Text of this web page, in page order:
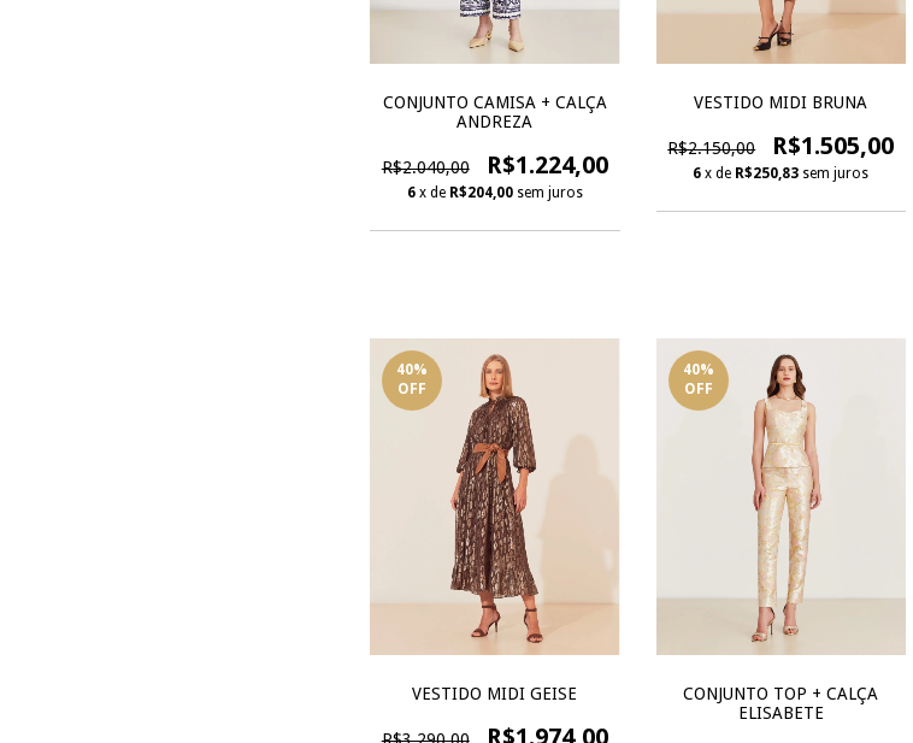
CONJUNTO CAMISA + CALÇA
ANDREZA
R$2.040,00 R$1.224,00
6 x de R$204,00 sem juros
VESTIDO MIDI BRUNA
R$2.150,00 R$1.505,00
6 x de R$250,83 sem juros
40%
OFF
VESTIDO MIDI GEISE
R$3.290,00 R$1.974,00
40%
OFF
CONJUNTO TOP + CALÇA
ELISABETE